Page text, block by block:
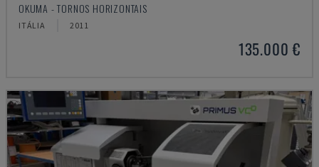
OKUMA - TORNOS HORIZONTAIS
ITÁLIA 2011
135.000 €